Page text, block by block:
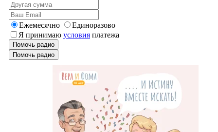
Ежемесячно
Единоразово
Я принимаю условия платежа
Помочь радио
Помочь радио